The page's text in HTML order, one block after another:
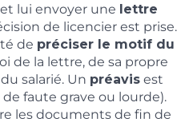
et lui envoyer une lettre
de licencier est prise.
de préciser le motif du
de la lettre, de sa propre
salarié. Un préavis est
de faute grave ou lourde).
les documents de fin de